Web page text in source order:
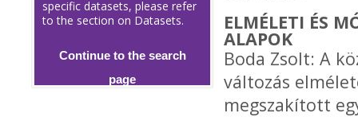
specific datasets, please refer
to the section on Datasets.
Continue to the search
page
ELMÉLETI ÉS
ALAPOK
Boda Zsolt: A
változás
megszakított